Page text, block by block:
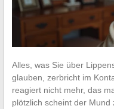
Alles, was Sie über
glauben, zerbricht im
reagiert nicht mehr, das
plötzlich scheint der